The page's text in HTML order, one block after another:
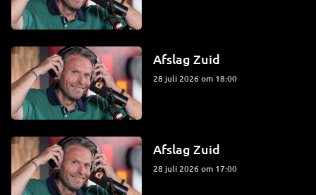
Afslag Zuid
28 juli 2026 om 18:00
Afslag Zuid
28 juli 2026 om 17:00